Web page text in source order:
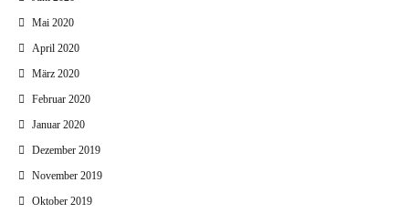
Mai 2020
April 2020
März 2020
Februar 2020
Januar 2020
Dezember 2019
November 2019
Oktober 2019